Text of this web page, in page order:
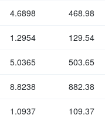
4.6898 468.98
1.2954 129.54
5.0365 503.65
8.8238 882.38
1.0937 109.37